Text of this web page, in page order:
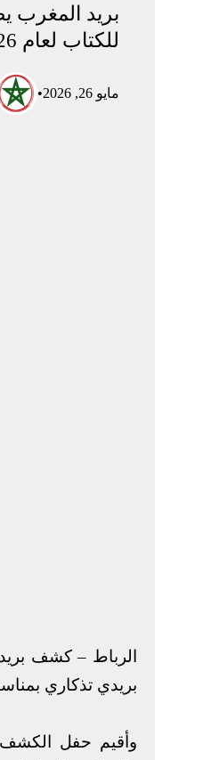
بريد المغرب
للكتاب لعام 2026
مايو 26, 2026 •
الرباط – كشف
بريدي تذكاري
وأقيم حفل الكشف